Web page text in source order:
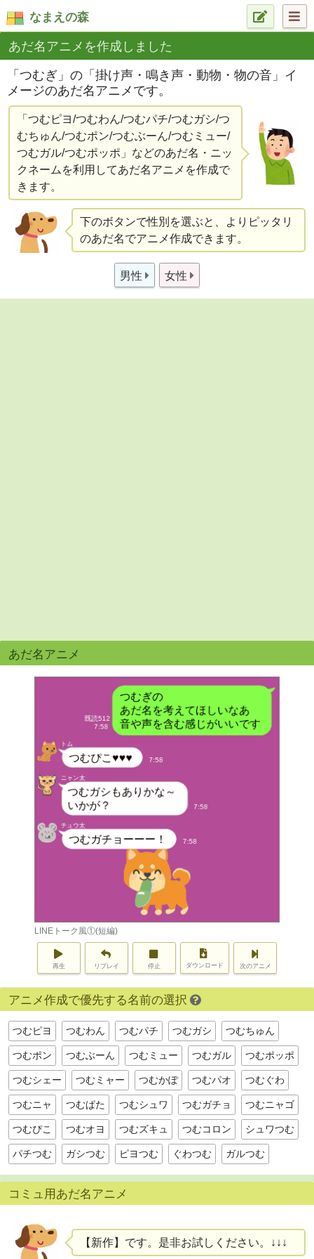
なまえの森
あだ名アニメを作成しました
「つむぎ」の「掛け声・鳴き声・動物・物の音」イ
メージのあだ名アニメです。
「つむピヨ/つむわん/つむパチ/つむガシ/つ
むちゅん/つむポン/つむぶーん/つむミュー/
つむガル/つむポッポ」などのあだ名・ニッ
クネームを利用してあだ名アニメを作成で
きます。
下のボタンで性別を選ぶと、よりピッタリ
のあだ名でアニメ作成できます。
男性 女性
あだ名アニメ
LINEトーク風①(短編)
再生 リプレイ 停止 ダウンロード 次のアニメ
アニメ作成で優先する名前の選択
つむピヨ つむわん つむパチ つむガシ つむちゅん
つむポン つむぶーん つむミュー つむガル つむポッポ
つむシェー つむミャー つむかぽ つむパオ つむぐわ
つむニャ つむぱた つむシュワ つむガチョ つむニャゴ
つむぴこ つむオヨ つむズキュ つむコロン シュワつむ
パチつむ ガシつむ ピヨつむ ぐわつむ ガルつむ
コミュ用あだ名アニメ
【新作】です。是非お試しください。↓↓↓